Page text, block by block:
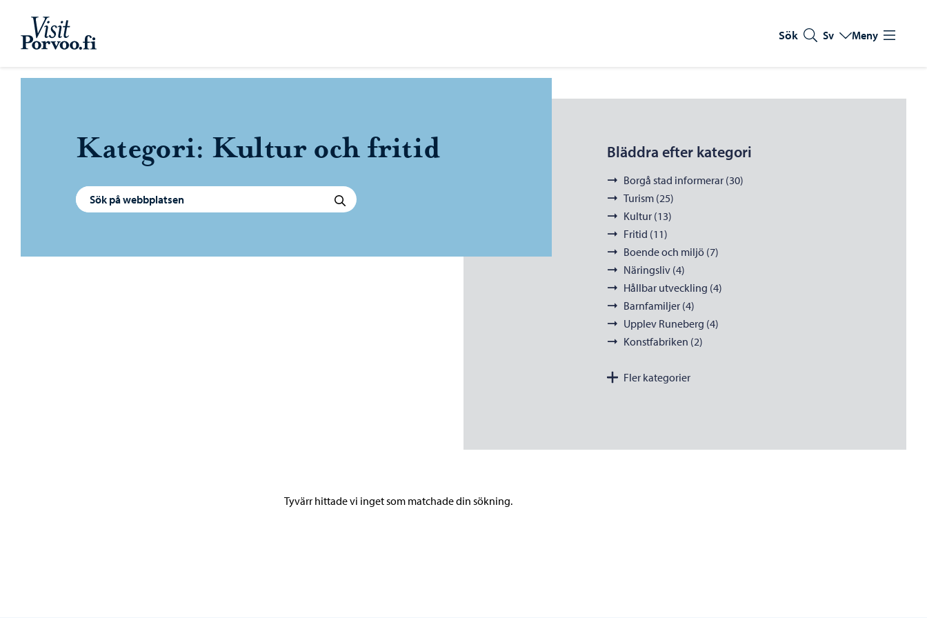
Sök Byt språk
Nuvarande språk:
Sv Meny
Kategori: Kultur och fritid
Sök efter: Sök
Bläddra efter kategori
Borgå stad informerar (30)
Turism (25)
Kultur (13)
Fritid (11)
Boende och miljö (7)
Näringsliv (4)
Hållbar utveckling (4)
Barnfamiljer (4)
Upplev Runeberg (4)
Konstfabriken (2)
Fler kategorier
Tyvärr hittade vi inget som matchade din sökning.